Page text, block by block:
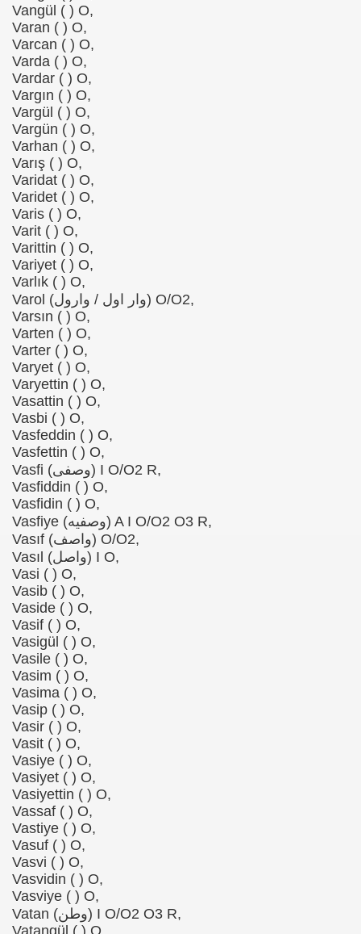
Vangül ( ) O,
Varan ( ) O,
Varcan ( ) O,
Varda ( ) O,
Vardar ( ) O,
Vargın ( ) O,
Vargül ( ) O,
Vargün ( ) O,
Varhan ( ) O,
Varış ( ) O,
Varidat ( ) O,
Varidet ( ) O,
Varis ( ) O,
Varit ( ) O,
Varittin ( ) O,
Variyet ( ) O,
Varlık ( ) O,
Varol (وار اول / وارول) O/O2,
Varsın ( ) O,
Varten ( ) O,
Varter ( ) O,
Varyet ( ) O,
Varyettin ( ) O,
Vasattin ( ) O,
Vasbi ( ) O,
Vasfeddin ( ) O,
Vasfettin ( ) O,
Vasfi (وصفی) I O/O2 R,
Vasfiddin ( ) O,
Vasfidin ( ) O,
Vasfiye (وصفیه) A I O/O2 O3 R,
Vasıf (واصف) O/O2,
Vasıl (واصل) I O,
Vasi ( ) O,
Vasib ( ) O,
Vaside ( ) O,
Vasif ( ) O,
Vasigül ( ) O,
Vasile ( ) O,
Vasim ( ) O,
Vasima ( ) O,
Vasip ( ) O,
Vasir ( ) O,
Vasit ( ) O,
Vasiye ( ) O,
Vasiyet ( ) O,
Vasiyettin ( ) O,
Vassaf ( ) O,
Vastiye ( ) O,
Vasuf ( ) O,
Vasvi ( ) O,
Vasvidin ( ) O,
Vasviye ( ) O,
Vatan (وطن) I O/O2 O3 R,
Vatangül ( ) O,